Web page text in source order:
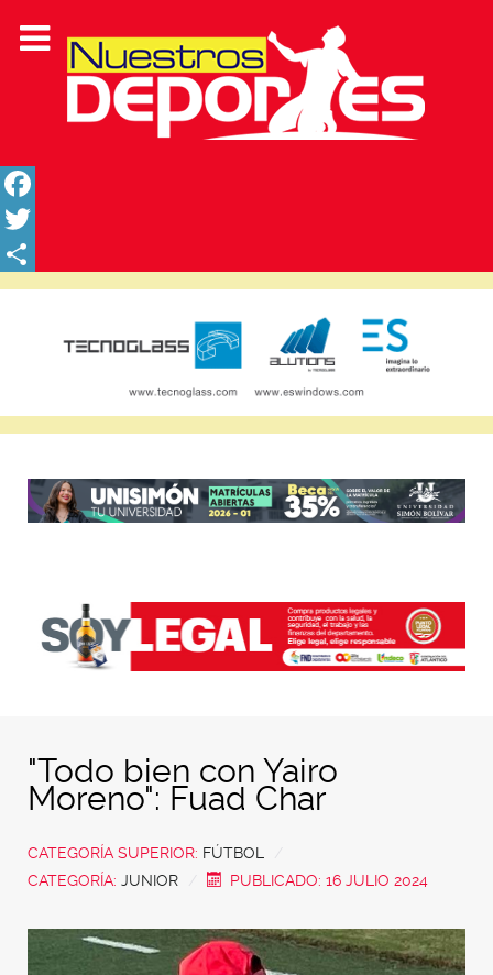
Facebook
Twitter
Share
"Todo bien con Yairo
Moreno": Fuad Char
CATEGORÍA SUPERIOR: FÚTBOL
CATEGORÍA: JUNIOR PUBLICADO: 16 JULIO 2024